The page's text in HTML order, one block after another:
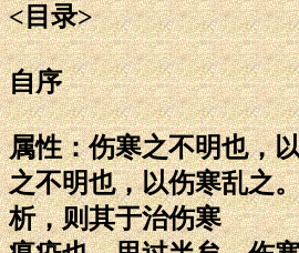
<目录>
自序
属性：伤寒之不明也，
之不明也，以伤寒乱之
析，则其于治伤寒